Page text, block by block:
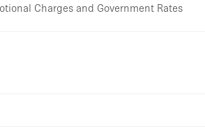
Charges and Government Rates